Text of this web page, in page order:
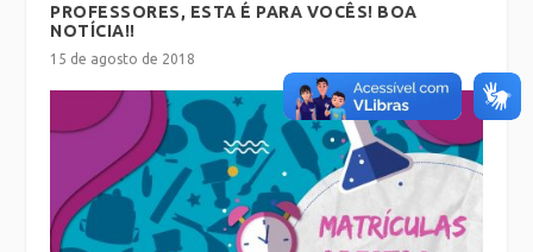
PROFESSORES, ESTA É PARA VOCÊS! BOA
NOTÍCIA!!
15 de agosto de 2018